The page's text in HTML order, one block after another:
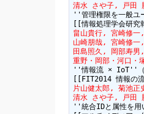
清水 さや子, 戸田
''管理権限を一般ユ
畠山貴行, 宮崎修
山崎朋哉, 宮崎修
田島照久, 岡部寿
重野・岡部・河口・
''情報流 × IoT''（
片山健太郎, 菊池
清水 さや子, 戸田
''統合IDと属性を